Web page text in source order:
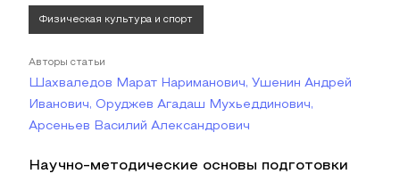
Физическая культура и спорт
Авторы статьи
Шахваледов Марат Нариманович, Ушенин Андрей
Иванович, Оруджев Агадаш Мухьеддинович,
Арсеньев Василий Александрович
Научно-методические основы подготовки